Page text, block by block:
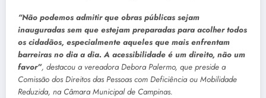
“Não podemos admitir que obras públicas sejam
inauguradas sem que estejam preparadas para acolher todos
os cidadãos, especialmente aqueles que mais enfrentam
barreiras no dia a dia. A acessibilidade é um direito, não um
favor”, destacou a vereadora Debora Palermo, que preside a
Comissão dos Direitos das Pessoas com Deficiência ou Mobilidade
Reduzida, na Câmara Municipal de Campinas.